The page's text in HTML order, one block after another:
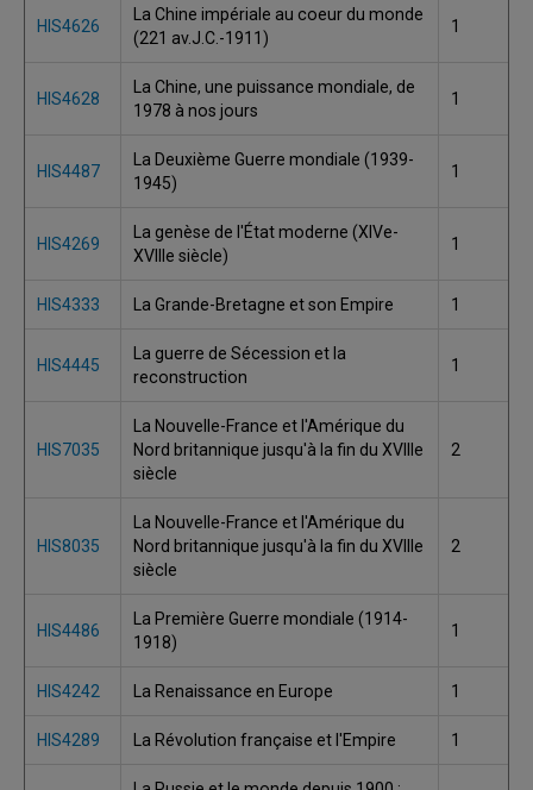
HIS4626
La Chine impériale au coeur du monde
(221 av.J.C.-1911)
1
HIS4628
La Chine, une puissance mondiale, de
1978 à nos jours
1
HIS4487
La Deuxième Guerre mondiale (1939-
1945)
1
HIS4269
La genèse de l'État moderne (XIVe-
XVIIIe siècle)
1
HIS4333 La Grande-Bretagne et son Empire 1
HIS4445
La guerre de Sécession et la
reconstruction
1
HIS7035
La Nouvelle-France et l'Amérique du
Nord britannique jusqu'à la fin du XVIIIe
siècle
2
HIS8035
La Nouvelle-France et l'Amérique du
Nord britannique jusqu'à la fin du XVIIIe
siècle
2
HIS4486
La Première Guerre mondiale (1914-
1918)
1
HIS4242 La Renaissance en Europe 1
HIS4289 La Révolution française et l'Empire 1